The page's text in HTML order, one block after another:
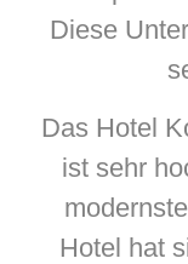
Diese
Das Hotel
ist sehr
Hotel hat